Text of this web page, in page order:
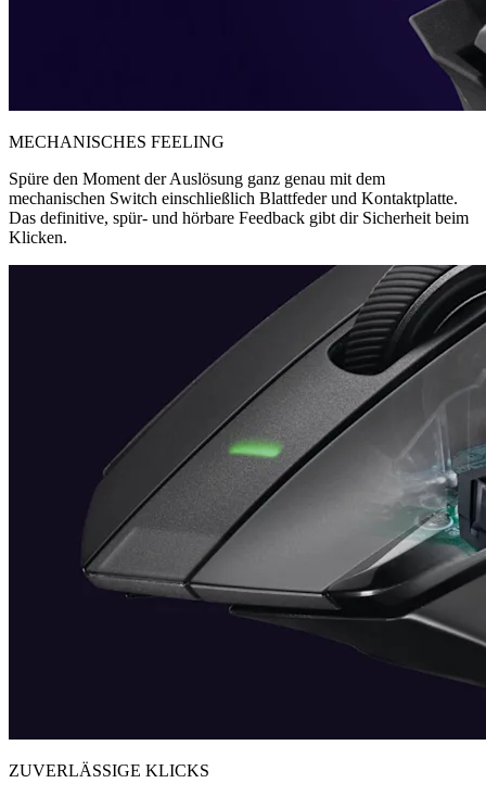
MECHANISCHES FEELING
Spüre den Moment der Auslösung ganz genau mit dem
mechanischen Switch einschließlich Blattfeder und Kontaktplatte.
Das definitive, spür- und hörbare Feedback gibt dir Sicherheit beim
Klicken.
ZUVERLÄSSIGE KLICKS